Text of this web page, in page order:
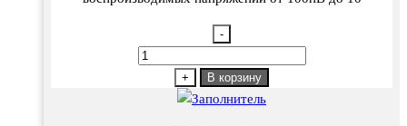
-
Количество
+ В корзину